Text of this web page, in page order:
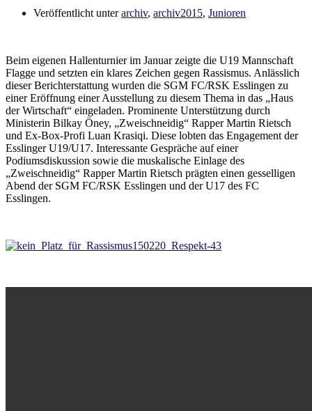
Veröffentlicht unterarchiv, archiv2015, Junioren
Beim eigenen Hallenturnier im Januar zeigte die U19 Mannschaft
Flagge und setzten ein klares Zeichen gegen Rassismus. Anlässlich
dieser Berichterstattung wurden die SGM FC/RSK Esslingen zu
einer Eröffnung einer Ausstellung zu diesem Thema in das „Haus
der Wirtschaft“ eingeladen. Prominente Unterstützung durch
Ministerin Bilkay Öney, „Zweischneidig“ Rapper Martin Rietsch
und Ex-Box-Profi Luan Krasiqi. Diese lobten das Engagement der
Esslinger U19/U17. Interessante Gespräche auf einer
Podiumsdiskussion sowie die muskalische Einlage des
„Zweischneidig“ Rapper Martin Rietsch prägten einen gesselligen
Abend der SGM FC/RSK Esslingen und der U17 des FC
Esslingen.